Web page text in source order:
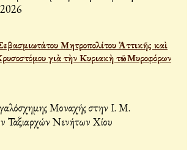
Μητροπολίτου Ἀττικῆς καὶ
γιὰ τὴν Κυριακὴ τῶν Μυροφόρων